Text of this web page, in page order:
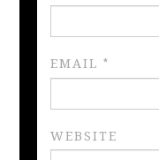
EMAIL*
WEBSITE